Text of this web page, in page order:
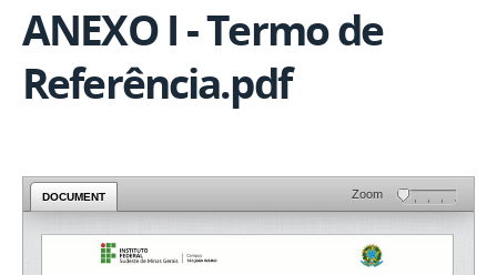
ANEXO I - Termo de
Referência.pdf
DOCUMENT Zoom